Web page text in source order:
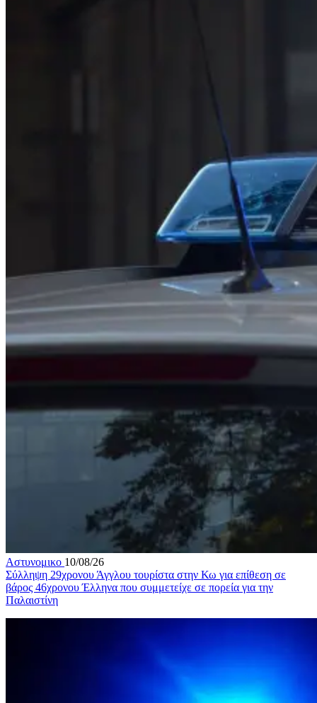
Αστυνομικο 10/08/26
Σύλληψη 29χρονου Άγγλου τουρίστα στην Κω για επίθεση σε
βάρος 46χρονου Έλληνα που συμμετείχε σε πορεία για την
Παλαιστίνη